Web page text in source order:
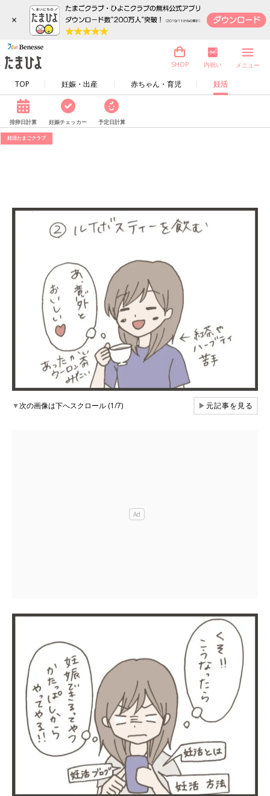
×
TOP 妊娠・出産 赤ちゃん・育児 妊活
SHOP 内祝い メニュー
排卵日計算 妊娠チェッカー 予定日計算
妊活たまごクラブ
▼次の画像は下へスクロール (1/7) ▶元記事を見る